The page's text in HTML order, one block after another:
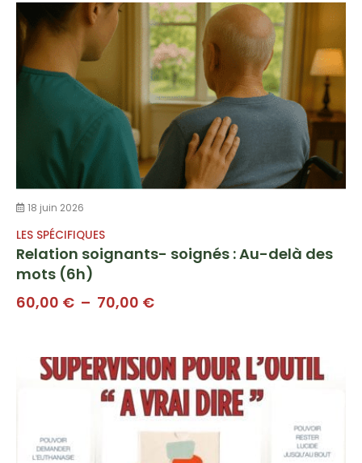
60,00 €
à
70,00 €
18 juin 2026
LES SPÉCIFIQUES
Relation soignants- soignés : Au-delà des
mots (6h)
60,00 € – 70,00 €Plage
60,00 €
à
70,00 €